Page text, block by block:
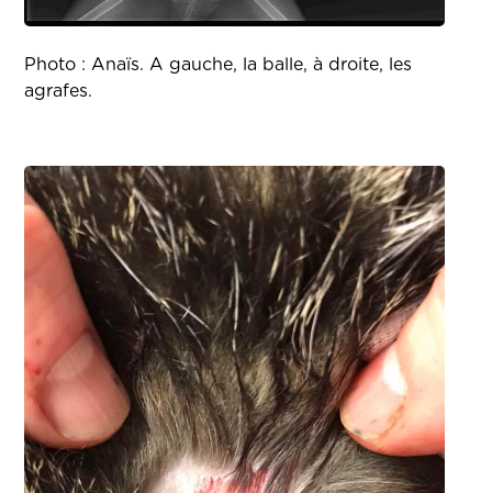
Photo : Anaïs. A gauche, la balle, à droite, les
agrafes.